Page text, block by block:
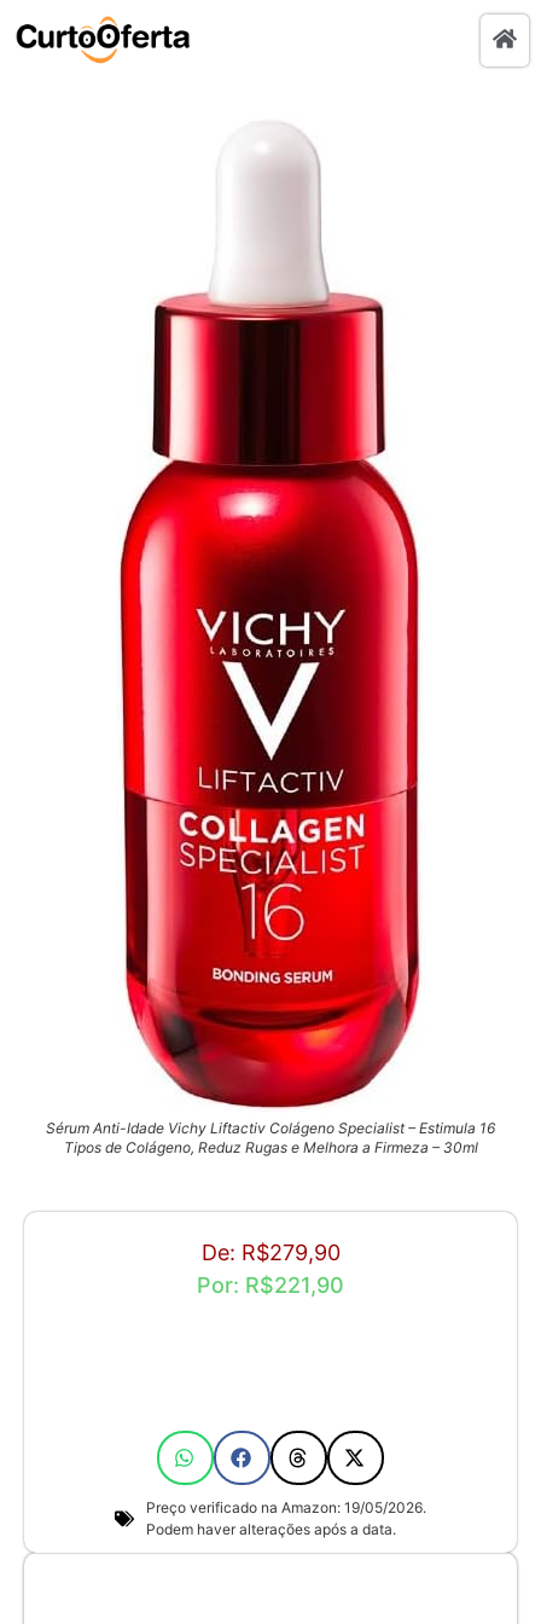
Sérum Anti-Idade Vichy Liftactiv Colágeno Specialist – Estimula 16
Tipos de Colágeno, Reduz Rugas e Melhora a Firmeza – 30ml
De: R$279,90
Por: R$221,90
Preço verificado na Amazon: 19/05/2026.
Podem haver alterações após a data.